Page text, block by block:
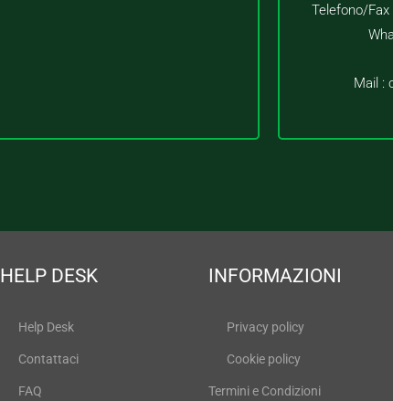
Telefono/
Mail :
HELP DESK
Help Desk
Contattaci
FAQ
INFORMAZIONI
Privacy policy
Cookie policy
Termini e Condizioni